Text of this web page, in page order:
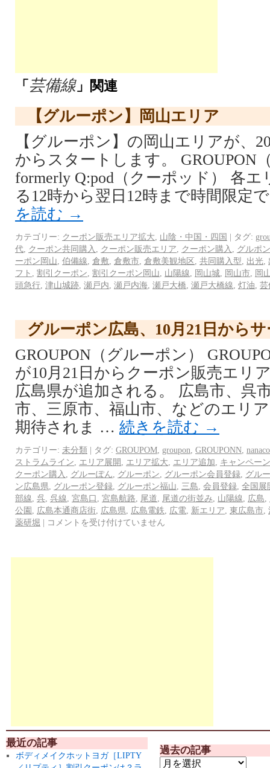
「 芸備線」関連
【グルーポン】岡山エリア
【グルーポン】の岡山エリアが、
からスタートします。 GROUPON
formerly Q:pod（クーポッド） 各
る12時から翌日12時まで時間限定
を読む →
カテゴリー: クーポン販売エリア拡大 山陰・中国・四国 | タグ:
代
クーポン共同購入 クーポン販売エリア クーポン購入
グルポン
ーポン岡山 伯備線 倉敷 倉敷市 倉敷美観地区 共同購入型 出光
フト
割引クーポン 割引クーポン岡山 山陽線 岡山城 岡山市
岡
頭急行 津山城跡 瀬戸内 瀬戸内海 瀬戸大橋 瀬戸大橋線 灯油 芸
グルーポン広島、10月21日から
GROUPON（グルーポン）
が10月21日からクーポン販売エリ
広島県が追加される。 広島市、呉
市、三原市、福山市、などのエリ
期待されま … 続きを読む →
カテゴリー: 未分類 | タグ: GROUPOM groupon GROUPONN
ストラムライン
エリア展開 エリア拡大 エリア追加
キャンペーン
クーポン購入
グルーぽん グルーポン グルーポン会員登録
グル
ン広島県
グルーポン登録 グルーポン福山 三島 会員登録 全国展
部線 呉 呉線 宮島口 宮島航路 尾道 尾道の街並み 山陽線 広島
公園
広島本通商店街 広島県 広島電鉄 広電 新エリア 東広島市
薬研堀 | コメントを受け付けていません
最近の記事
ボディメイクホットヨガ［LIPTY
過去の記事